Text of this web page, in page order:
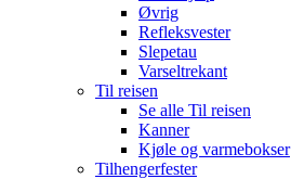
Øvrig
Refleksvester
Slepetau
Varseltrekant
Til reisen
Se alle Til reisen
Kanner
Kjøle og varmebokser
Tilhengerfester